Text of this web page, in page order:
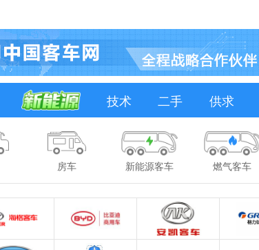
技术 二手 供求
房车 新能源客车 燃气客车